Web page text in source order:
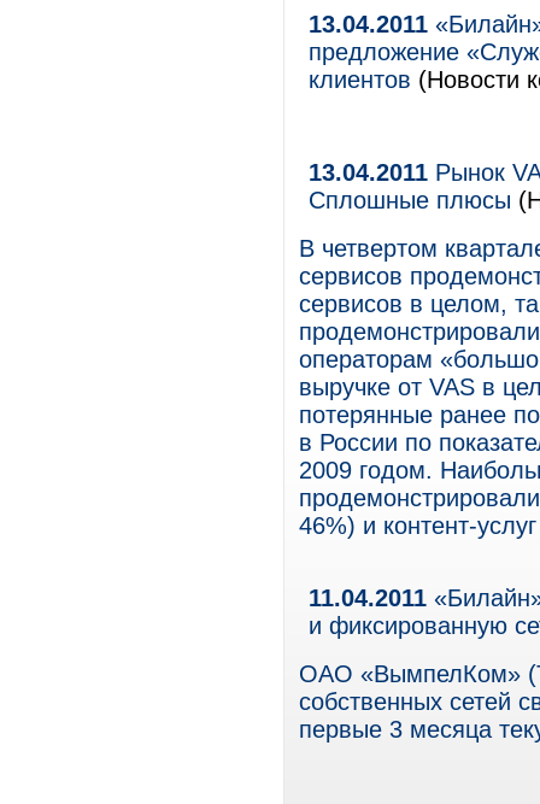
13.04.2011
предложение
клиентов (Новости
13.04.2011 Рынок
Сплошные плюсы
В четвертом
сервисов
сервисов в целом,
операторам
выручке от VAS в
потерянные ранее
в России по
2009 годом.
46%) и контент-
11.04.2011
и фиксированную
ОАО «ВымпелКом»
собственных сетей
первые 3 месяца